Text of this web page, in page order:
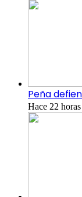
Peña
Hace 22 horas